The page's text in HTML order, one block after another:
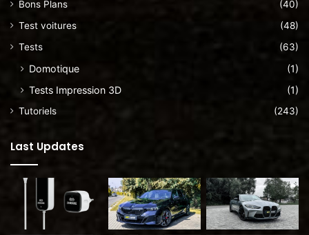
Bons Plans
(40)
Test voitures
(48)
Tests
(63)
Domotique
(1)
Tests Impression 3D
(1)
Tutoriels (243)
Last Updates